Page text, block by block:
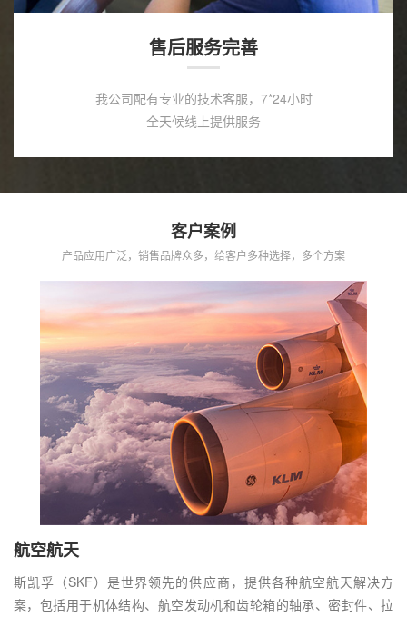
售后服务完善
我公司配有专业的技术客服，7*24小时
全天候线上提供服务
客户案例
产品应用广泛，销售品牌众多，给客户多种选择，多个方案
航空航天
斯凯孚（SKF）是世界领先的供应商，提供各种航空航天解决方
案，包括用于机体结构、航空发动机和齿轮箱的轴承、密封件、拉